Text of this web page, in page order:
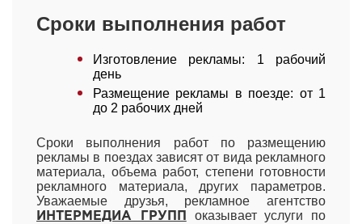
Сроки выполнения работ
Изготовление рекламы: 1 рабочий
день
Размещение рекламы в поезде: от 1
до 2 рабочих дней
Сроки выполнения работ по размещению
рекламы в поездах зависят от вида рекламного
материала, объема работ, степени готовности
рекламного материала, других параметров.
Уважаемые друзья, рекламное агентство
ИНТЕРМЕДИА ГРУПП
оказывает услуги по